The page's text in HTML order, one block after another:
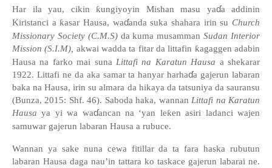
Har ila yau, cikin ƙungiyoyin Mishan masu yaɗa addinin
Kiristanci a ƙasar Hausa, waɗanda suka shahara irin su Church
Missionary Society (C.M.S)da kuma musammanSudan Interior
Mission (S.I.M), akwai wadda ta fitar da littafin ƙagaggen adabin
Hausa na farko mai suna Littafi na Karatun Hausa a shekarar
1922. Littafi ne da aka samar ta hanyar harhaɗa gajerun labaran
baka na Hausa, irin su almara da hikaya da tatsuniya da sauransu
(Bunza, 2015: Shf. 46). Saboda haka, wannan Littafi na Karatun
Hausaya yi wa waɗancan na ‘yan leƙen asiri ladanci wajen
samuwar gajerun labaran Hausa a rubuce.
Wannan ya sake nuna cewa fitillar da ta fara haska rubutun
labaran Hausa daga nau’in tattara ko taskace gajerun labarai ne.